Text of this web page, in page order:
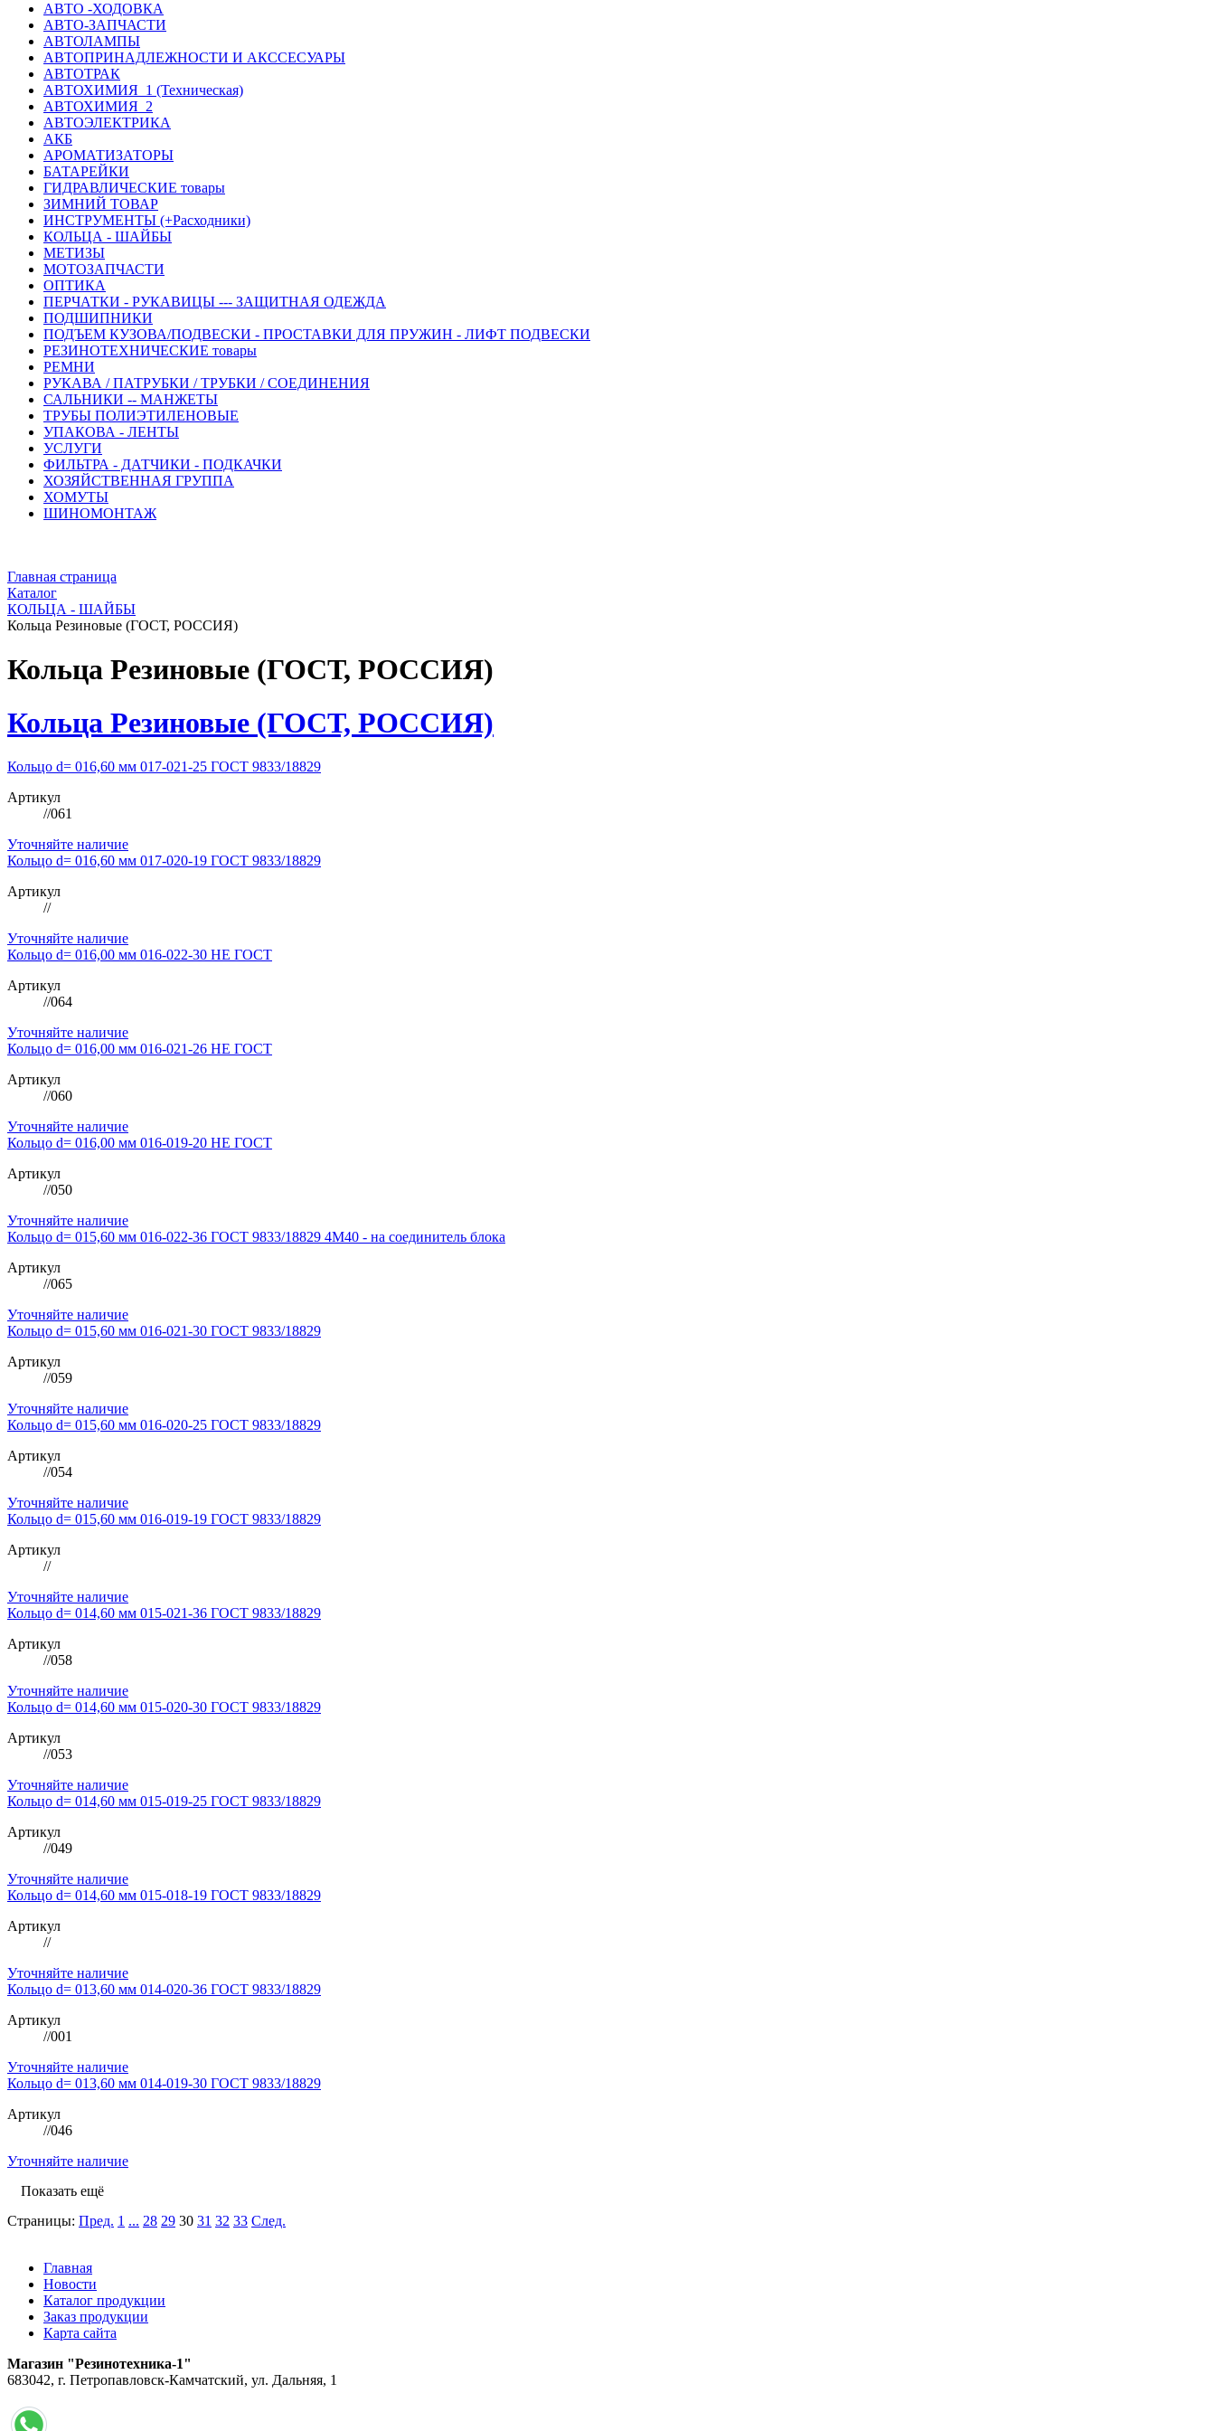
АВТО -ХОДОВКА
АВТО-ЗАПЧАСТИ
АВТОЛАМПЫ
АВТОПРИНАДЛЕЖНОСТИ И АКССЕСУАРЫ
АВТОТРАК
АВТОХИМИЯ_1 (Техническая)
АВТОХИМИЯ_2
АВТОЭЛЕКТРИКА
АКБ
АРОМАТИЗАТОРЫ
БАТАРЕЙКИ
ГИДРАВЛИЧЕСКИЕ товары
ЗИМНИЙ ТОВАР
ИНСТРУМЕНТЫ (+Расходники)
КОЛЬЦА - ШАЙБЫ
МЕТИЗЫ
МОТОЗАПЧАСТИ
ОПТИКА
ПЕРЧАТКИ - РУКАВИЦЫ --- ЗАЩИТНАЯ ОДЕЖДА
ПОДШИПНИКИ
ПОДЪЕМ КУЗОВА/ПОДВЕСКИ - ПРОСТАВКИ ДЛЯ ПРУЖИН - ЛИФТ ПОДВЕСКИ
РЕЗИНОТЕХНИЧЕСКИЕ товары
РЕМНИ
РУКАВА / ПАТРУБКИ / ТРУБКИ / СОЕДИНЕНИЯ
САЛЬНИКИ -- МАНЖЕТЫ
ТРУБЫ ПОЛИЭТИЛЕНОВЫЕ
УПАКОВА - ЛЕНТЫ
УСЛУГИ
ФИЛЬТРА - ДАТЧИКИ - ПОДКАЧКИ
ХОЗЯЙСТВЕННАЯ ГРУППА
ХОМУТЫ
ШИНОМОНТАЖ
Главная страница
Каталог
КОЛЬЦА - ШАЙБЫ
Кольца Резиновые (ГОСТ, РОССИЯ)
Кольца Резиновые (ГОСТ, РОССИЯ)
Кольца Резиновые (ГОСТ, РОССИЯ)
Кольцо d= 016,60 мм 017-021-25 ГОСТ 9833/18829
Артикул
//061
Уточняйте наличие
Кольцо d= 016,60 мм 017-020-19 ГОСТ 9833/18829
Артикул
//
Уточняйте наличие
Кольцо d= 016,00 мм 016-022-30 НЕ ГОСТ
Артикул
//064
Уточняйте наличие
Кольцо d= 016,00 мм 016-021-26 НЕ ГОСТ
Артикул
//060
Уточняйте наличие
Кольцо d= 016,00 мм 016-019-20 НЕ ГОСТ
Артикул
//050
Уточняйте наличие
Кольцо d= 015,60 мм 016-022-36 ГОСТ 9833/18829 4M40 - на соединитель блока
Артикул
//065
Уточняйте наличие
Кольцо d= 015,60 мм 016-021-30 ГОСТ 9833/18829
Артикул
//059
Уточняйте наличие
Кольцо d= 015,60 мм 016-020-25 ГОСТ 9833/18829
Артикул
//054
Уточняйте наличие
Кольцо d= 015,60 мм 016-019-19 ГОСТ 9833/18829
Артикул
//
Уточняйте наличие
Кольцо d= 014,60 мм 015-021-36 ГОСТ 9833/18829
Артикул
//058
Уточняйте наличие
Кольцо d= 014,60 мм 015-020-30 ГОСТ 9833/18829
Артикул
//053
Уточняйте наличие
Кольцо d= 014,60 мм 015-019-25 ГОСТ 9833/18829
Артикул
//049
Уточняйте наличие
Кольцо d= 014,60 мм 015-018-19 ГОСТ 9833/18829
Артикул
//
Уточняйте наличие
Кольцо d= 013,60 мм 014-020-36 ГОСТ 9833/18829
Артикул
//001
Уточняйте наличие
Кольцо d= 013,60 мм 014-019-30 ГОСТ 9833/18829
Артикул
//046
Уточняйте наличие
Показать ещё
Страницы: Пред. 1 ... 28 29 30 31 32 33 След.
Главная
Новости
Каталог продукции
Заказ продукции
Карта сайта
Магазин "Резинотехника-1"
683042, г. Петропавловск-Камчатский, ул. Дальняя, 1